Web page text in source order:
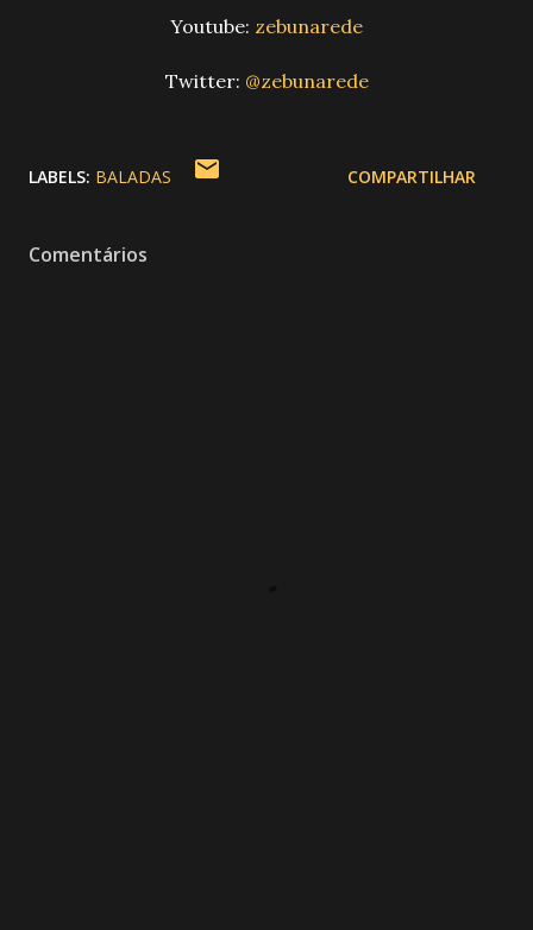
Youtube: zebunarede
Twitter: @zebunarede
LABELS: BALADAS COMPARTILHAR
Comentários